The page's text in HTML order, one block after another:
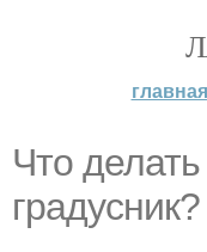
главная
Что
градусник?